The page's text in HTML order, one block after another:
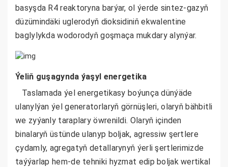
basyşda R4 reaktoryna barýar, ol ýerde sintez-gazyň
düzümindäki uglerodyň dioksidiniň ekwalentine
baglylykda wodorodyň goşmaça mukdary alynýar.
Ýeliň guşagynda ýaşyl energetika
Taslamada ýel energetikasy boýunça dünýäde
ulanylýan ýel generatorlaryň görnüşleri, olaryň bähbitli
we zyýanly taraplary öwrenildi. Olaryň içinden
binalaryň üstünde ulanyp boljak, agressiw şertlere
çydamly, agregatyň detallarynyň ýerli şertlerimizde
taýýarlap hem-de tehniki hyzmat edip boljak wertikal